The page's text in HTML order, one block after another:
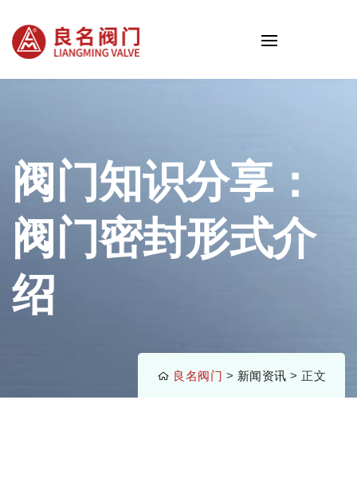
阀门知识分享：
阀门密封形式介
绍
良名阀门 > 新闻资讯 > 正文